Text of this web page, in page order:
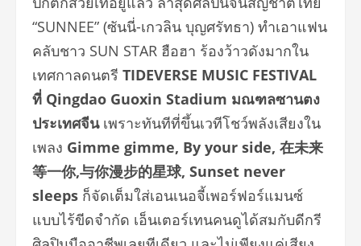
“SUNNEE” (ซันนี่-เกวลิน บุญศรัทธา) ทำเอาแฟน
คลับชาว SUN STAR ฮือฮา ร้องว้าวดังมากใน
เทศกาลดนตรี TIDEVERSE MUSIC FESTIVAL
ที่ Qingdao Guoxin Stadium มณฑลซานตง
ประเทศจีน เพราะทันทีที่ขึ้นเวทีโชว์พลังเสียงใน
เพลง Gimme gimme, By your side, 在未来
等一你,与你漫步的星球, Sunset never
sleeps ก็จัดเต็มใส่เอนเนอจี้เพอร์ฟอร์แมนซ์
แบบไร้ขีดจำกัด เอ็นเตอร์เทนคนดูได้สมกับดีกรี